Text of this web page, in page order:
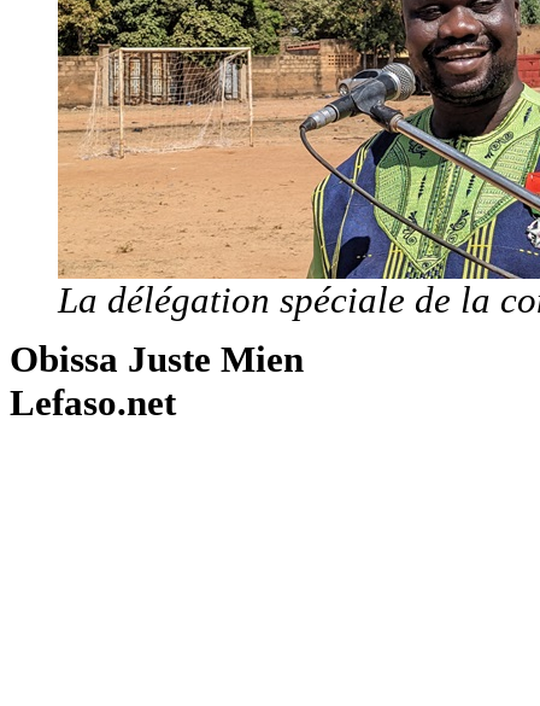
La délégation spéciale de la
Obissa Juste Mien
Lefaso.net